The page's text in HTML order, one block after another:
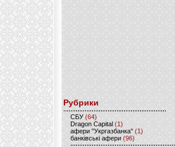
Рубрики
CБУ (64)
Dragon Capital (1)
афери "Укргазбанка" (1)
банківські афери (96)